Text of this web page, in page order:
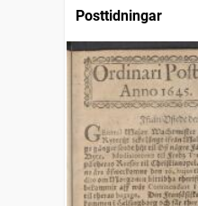
Posttidningar